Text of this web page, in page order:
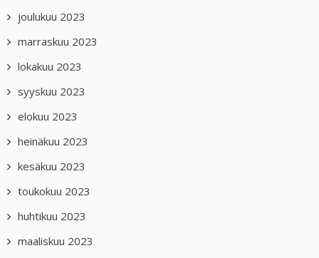
joulukuu 2023
marraskuu 2023
lokakuu 2023
syyskuu 2023
elokuu 2023
heinäkuu 2023
kesäkuu 2023
toukokuu 2023
huhtikuu 2023
maaliskuu 2023